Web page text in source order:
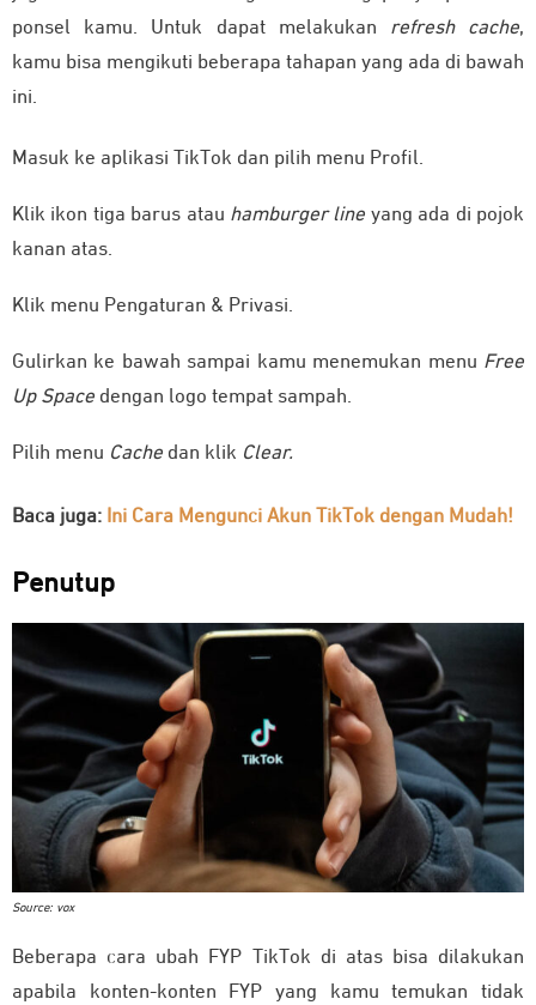
ponsel kamu. Untuk dapat melakukan refresh cache,
kamu bisa mengikuti beberapa tahapan yang ada di bawah
ini.
Masuk ke aplikasi TikTok dan pilih menu Profil.
Klik ikon tiga barus atau hamburger line yang ada di pojok
kanan atas.
Klik menu Pengaturan & Privasi.
Gulirkan ke bawah sampai kamu menemukan menu Free
Up Space dengan logo tempat sampah.
Pilih menu Cache dan klik Clear.
Baca juga: Ini Cara Mengunci Akun TikTok dengan Mudah!
Penutup
Source: vox
Beberapa cara ubah FYP TikTok di atas bisa dilakukan
apabila konten-konten FYP yang kamu temukan tidak